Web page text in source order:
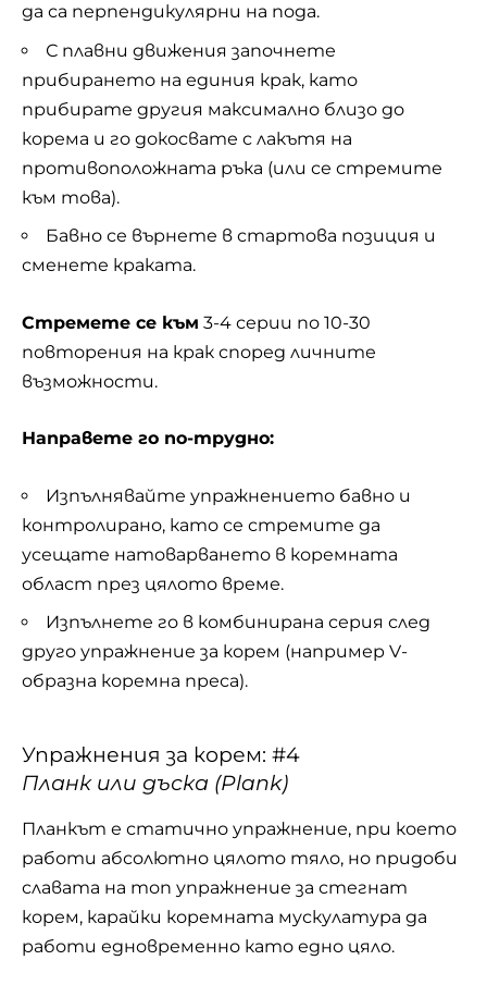
да са перпендикулярни на пода.
С плавни движения започнете
прибирането на единия крак, като
прибирате другия максимално близо до
корема и го докосвате с лакътя на
противоположната ръка (или се стремите
към това).
Бавно се върнете в стартова позиция и
сменете краката.
Стремете се към 3-4 серии по 10-30
повторения на крак според личните
възможности.
Направете го по-трудно:
Изпълнявайте упражнението бавно и
контролирано, като се стремите да
усещате натоварването в коремната
област през цялото време.
Изпълнете го в комбинирана серия след
друго упражнение за корем (например V-
образна коремна преса).
Упражнения за корем: #4
Планк или дъска (Plank)
Планкът е статично упражнение, при което
работи абсолютно цялото тяло, но придоби
славата на топ упражнение за стегнат
корем, карайки коремната мускулатура да
работи едновременно като едно цяло.